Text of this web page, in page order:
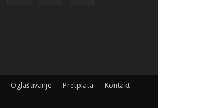
Oglašavanje Pretplata Kontakt